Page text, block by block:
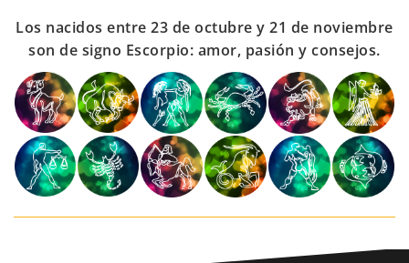
Los nacidos entre 23 de octubre y 21 de noviembre
son de signo Escorpio: amor, pasión y consejos.